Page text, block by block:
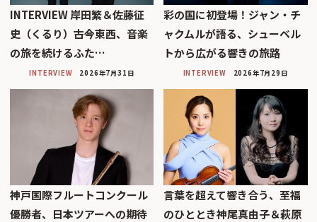
INTERVIEW 岸田繁＆佐藤征
史（くるり）――古今東西、音楽
の旅を続けるふた…
INTERVIEW 2026年7月31日
彩の国に初登場！ジャン・チ
ャクムルが語る、シューベル
トから広がる響きの旅路
INTERVIEW 2026年7月29日
神戸国際フルートコンクール
優勝者、日本ツアーへの期待
言葉を超えて響き合う、至福
のひととき神尾真由子＆萩原